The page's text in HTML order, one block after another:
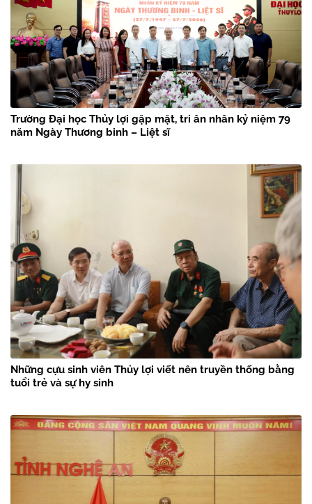
Trường Đại học Thủy lợi gặp mặt, tri ân nhân kỷ niệm 79
năm Ngày Thương binh – Liệt sĩ
Những cựu sinh viên Thủy lợi viết nên truyền thống bằng
tuổi trẻ và sự hy sinh